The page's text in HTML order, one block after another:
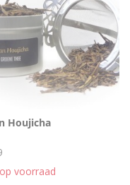
Houjicha
voorraad